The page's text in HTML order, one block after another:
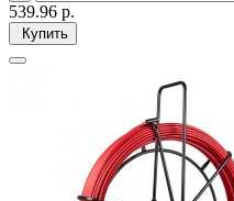
539.96 р.
Купить